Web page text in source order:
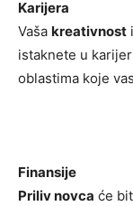
Karijera
Vaša kreativnost i
istaknete u
oblastima koje
Finansije
Priliv novca će